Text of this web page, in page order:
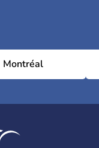
Montréal